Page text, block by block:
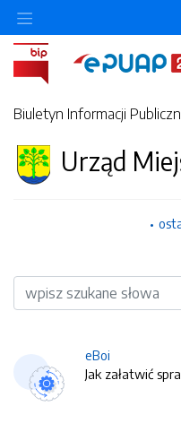
Biuletyn Informacji
Urząd
Wyszukiwarka
eBoi
Jak załatwić